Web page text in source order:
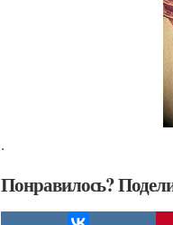
.
Понравилось?